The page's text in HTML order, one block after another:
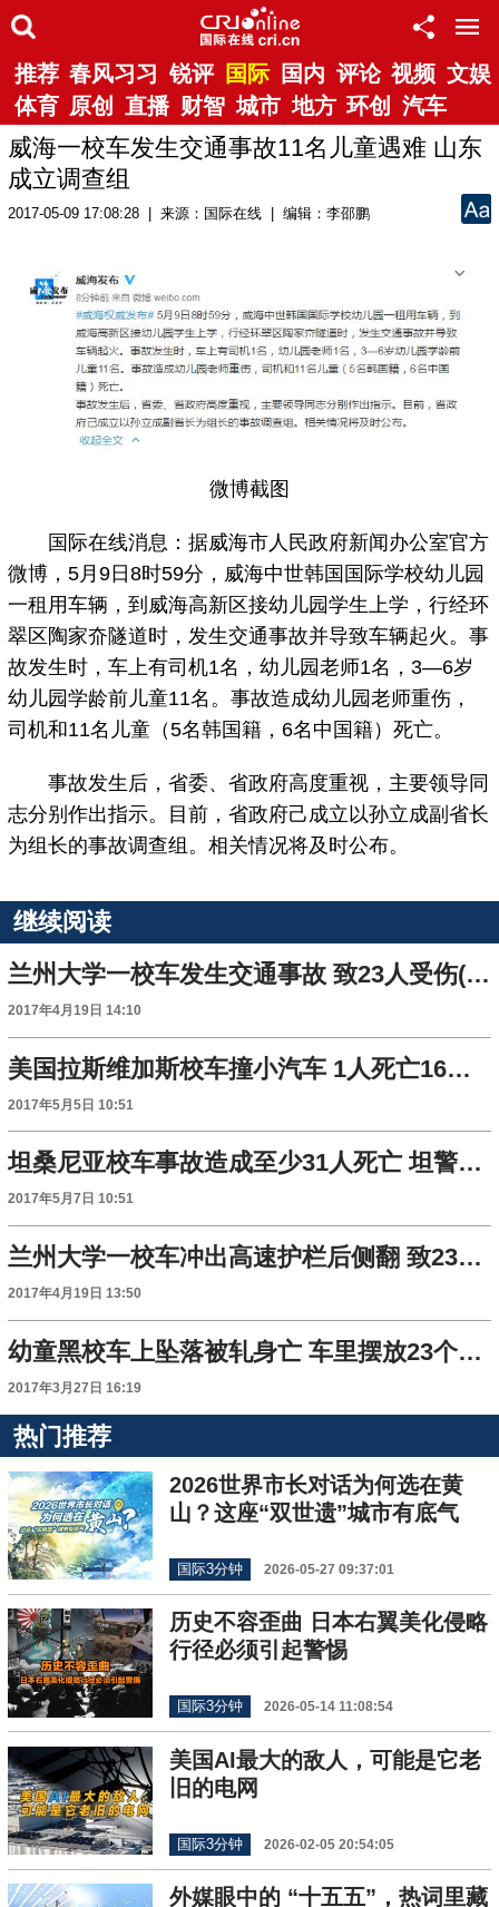
推荐 春风习习 锐评 国际 国内 评论 视频 文娱
体育 原创 直播 财智 城市 地方 环创 汽车
威海一校车发生交通事故11名儿童遇难 山东
成立调查组
2017-05-09 17:08:28 | 来源：国际在线 | 编辑：李邵鹏
微博截图
国际在线消息：据威海市人民政府新闻办公室官方
微博，5月9日8时59分，威海中世韩国国际学校幼儿园
一租用车辆，到威海高新区接幼儿园学生上学，行经环
翠区陶家夼隧道时，发生交通事故并导致车辆起火。事
故发生时，车上有司机1名，幼儿园老师1名，3—6岁
幼儿园学龄前儿童11名。事故造成幼儿园老师重伤，
司机和11名儿童（5名韩国籍，6名中国籍）死亡。
事故发生后，省委、省政府高度重视，主要领导同
志分别作出指示。目前，省政府己成立以孙立成副省长
为组长的事故调查组。相关情况将及时公布。
继续阅读
兰州大学一校车发生交通事故 致23人受伤(组图)
2017年4月19日 14:10
美国拉斯维加斯校车撞小汽车 1人死亡16名学生伤
2017年5月5日 10:51
坦桑尼亚校车事故造成至少31人死亡 坦警方展开调查
2017年5月7日 10:51
兰州大学一校车冲出高速护栏后侧翻 致23人受伤
2017年4月19日 13:50
幼童黑校车上坠落被轧身亡 车里摆放23个小板凳
2017年3月27日 16:19
热门推荐
2026世界市长对话为何选在黄
山？这座“双世遗”城市有底气
国际3分钟 2026-05-27 09:37:01
历史不容歪曲 日本右翼美化侵略
行径必须引起警惕
国际3分钟 2026-05-14 11:08:54
美国AI最大的敌人，可能是它老
旧的电网
国际3分钟 2026-02-05 20:54:05
外媒眼中的 “十五五”，热词里藏